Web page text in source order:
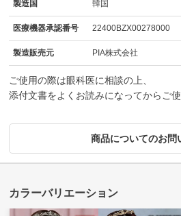
製造国 韓国
医療機器承認番号 22400BZX00278000
製造販売元 PIA株式会社
ご使用の際は眼科医に相談の上、
添付文書をよくお読みになってからご使
商品についてのお問